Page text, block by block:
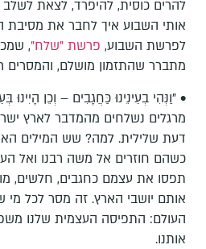
להרים כוסית, להיפרד, לצאת
אותי השבוע איך לחבר את מסיבת
לפרשת השבוע, פרשת "שלח",
מתברר שהתזמון מושלם, והמסרים
דעת שלילית. למה? שש המילים
כשהם חוזרים אל משה רבנו ואל
תפסו את עצמם כחגבים, חלשים,
אותם יושבי הארץ. זה מסר לכל מי
העולם: התפיסה העצמית שלנו
אותנו.